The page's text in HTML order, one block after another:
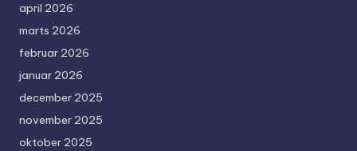
april 2026
marts 2026
februar 2026
januar 2026
december 2025
november 2025
oktober 2025